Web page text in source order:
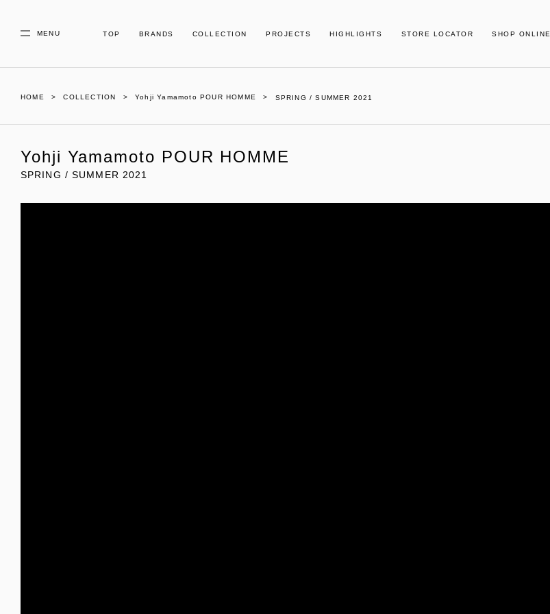
MENU TOP BRANDS COLLECTION PROJECTS HIGHLIGHTS STORE LOCATOR SHOP ONLINE
HOME COLLECTION Yohji Yamamoto POUR HOMME SPRING / SUMMER 2021
Yohji Yamamoto POUR HOMME
SPRING / SUMMER 2021